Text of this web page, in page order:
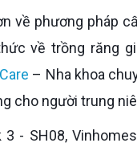
về trồng răng
– Nha khoa
cho người trung
3 - SH08,